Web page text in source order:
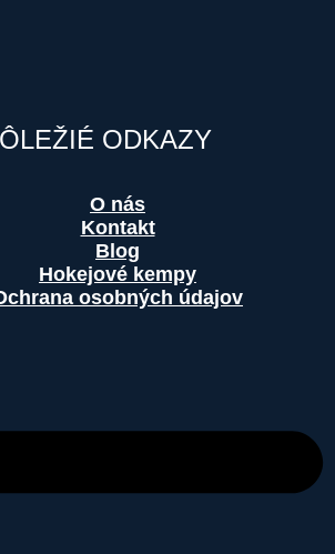
ODKAZY
O nás
Kontakt
Blog
Hokejové kempy
osobných údajov